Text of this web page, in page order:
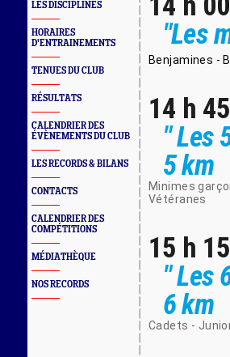
LES DISCIPLINES
HORAIRES
D'ENTRAINEMENTS
TENUES DU CLUB
RÉSULTATS
CALENDRIER DES
ÉVÈNEMENTS DU CLUB
LES RECORDS & BILANS
CONTACTS
CALENDRIER DES
COMPÉTITIONS
MÉDIATHÈQUE
NOS RECORDS
"Les
Benjamines -
14 h
" Les
5 km
Minimes
Vétéranes
15 h
" Les
6 km
Cadets -